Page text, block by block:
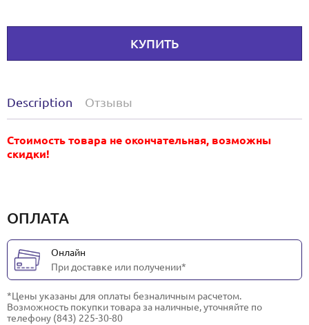
КУПИТЬ
Description Отзывы
Стоимость товара не окончательная, возможны
скидки!
ОПЛАТА
Онлайн
При доставке или получении*
*Цены указаны для оплаты безналичным расчетом.
Возможность покупки товара за наличные, уточняйте по
телефону (843) 225-30-80